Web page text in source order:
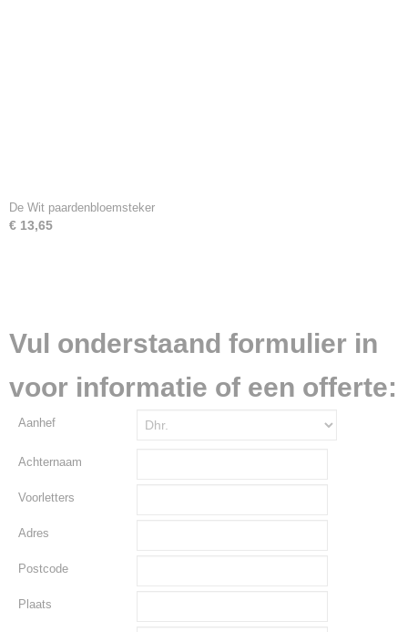
De Wit paardenbloemsteker
€ 13,65
Vul onderstaand formulier in
voor informatie of een offerte:
Aanhef
Achternaam
Voorletters
Adres
Postcode
Plaats